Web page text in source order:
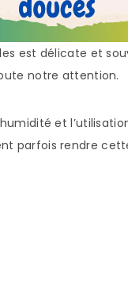
est délicate et
notre attention.
et
parfois rendre